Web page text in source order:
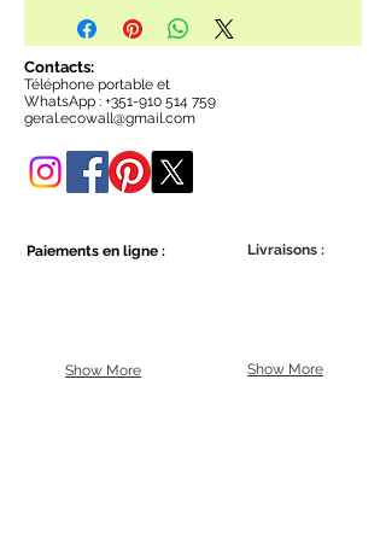
Contacts:
Téléphone portable et
WhatsApp : +351-910 514 759
geral.ecowall@gmail.com
Paiements en ligne :
Show More
Livraisons :
Show More